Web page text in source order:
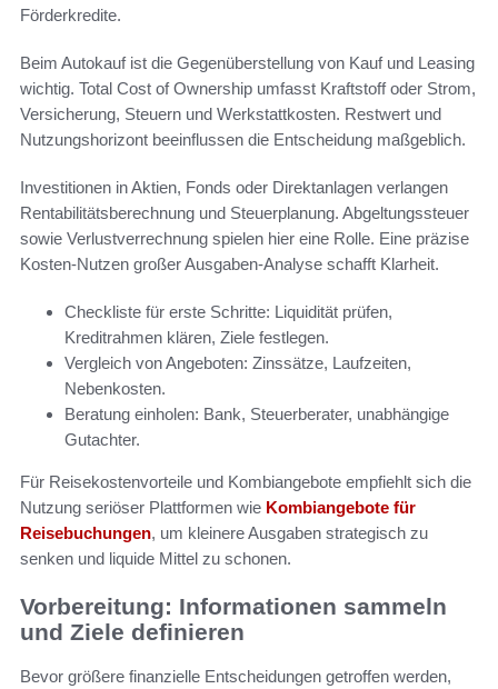
Förderkredite.
Beim Autokauf ist die Gegenüberstellung von Kauf und Leasing
wichtig. Total Cost of Ownership umfasst Kraftstoff oder Strom,
Versicherung, Steuern und Werkstattkosten. Restwert und
Nutzungshorizont beeinflussen die Entscheidung maßgeblich.
Investitionen in Aktien, Fonds oder Direktanlagen verlangen
Rentabilitätsberechnung und Steuerplanung. Abgeltungssteuer
sowie Verlustverrechnung spielen hier eine Rolle. Eine präzise
Kosten-Nutzen großer Ausgaben-Analyse schafft Klarheit.
Checkliste für erste Schritte: Liquidität prüfen,
Kreditrahmen klären, Ziele festlegen.
Vergleich von Angeboten: Zinssätze, Laufzeiten,
Nebenkosten.
Beratung einholen: Bank, Steuerberater, unabhängige
Gutachter.
Für Reisekostenvorteile und Kombiangebote empfiehlt sich die
Nutzung seriöser Plattformen wie Kombiangebote für
Reisebuchungen, um kleinere Ausgaben strategisch zu
senken und liquide Mittel zu schonen.
Vorbereitung: Informationen sammeln
und Ziele definieren
Bevor größere finanzielle Entscheidungen getroffen werden,